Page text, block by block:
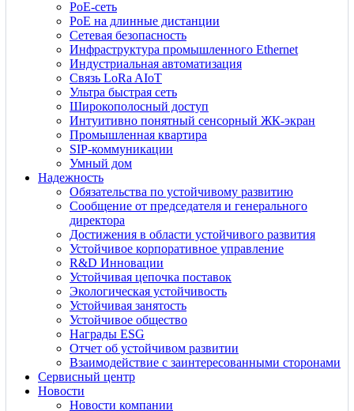
PoE-сеть
PoE на длинные дистанции
Сетевая безопасность
Инфраструктура промышленного Ethernet
Индустриальная автоматизация
Связь LoRa AIoT
Ультра быстрая сеть
Широкополосный доступ
Интуитивно понятный сенсорный ЖК-экран
Промышленная квартира
SIP-коммуникации
Умный дом
Надежность
Обязательства по устойчивому развитию
Сообщение от председателя и генерального
директора
Достижения в области устойчивого развития
Устойчивое корпоративное управление
R&D Инновации
Устойчивая цепочка поставок
Экологическая устойчивость
Устойчивая занятость
Устойчивое общество
Награды ESG
Отчет об устойчивом развитии
Взаимодействие с заинтересованными сторонами
Сервисный центр
Новости
Новости компании